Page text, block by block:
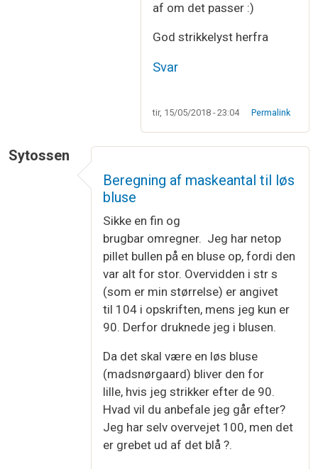
af om det passer :)
God strikkelyst herfra
Svar
tir, 15/05/2018 - 23:04 Permalink
Sytossen
Beregning af maskeantal til løs
bluse
Sikke en fin og
brugbar omregner. Jeg har netop
pillet bullen på en bluse op, fordi den
var alt for stor. Overvidden i str s
(som er min størrelse) er angivet
til 104 i opskriften, mens jeg kun er
90. Derfor druknede jeg i blusen.
Da det skal være en løs bluse
(madsnørgaard) bliver den for
lille, hvis jeg strikker efter de 90.
Hvad vil du anbefale jeg går efter?
Jeg har selv overvejet 100, men det
er grebet ud af det blå ?.